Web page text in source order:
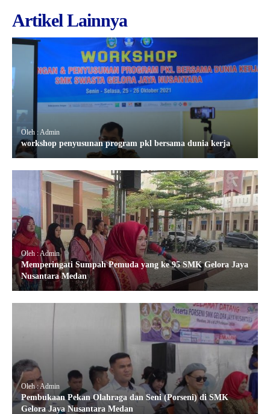
Artikel Lainnya
Oleh : Admin
workshop penyusunan program pkl bersama dunia kerja
Oleh : Admin
Memperingati Sumpah Pemuda yang ke 95 SMK Gelora Jaya
Nusantara Medan
Oleh : Admin
Pembukaan Pekan Olahraga dan Seni (Porseni) di SMK
Gelora Jaya Nusantara Medan